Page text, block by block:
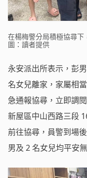
在楊梅警分局積極協尋下
圖：讀者提供
永安派出所表示，彭
名女兒離家，家屬相
急通報協尋，立即調
新屋區中山西路三段
前往協尋，員警到場
男及 2 名女兒均平安